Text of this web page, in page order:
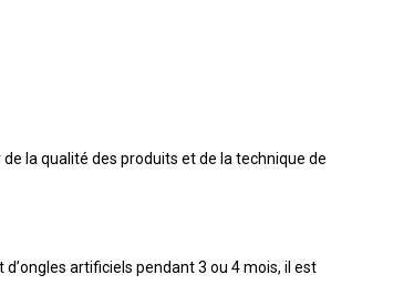
la qualité des produits et de la technique de
artificiels pendant 3 ou 4 mois, il est